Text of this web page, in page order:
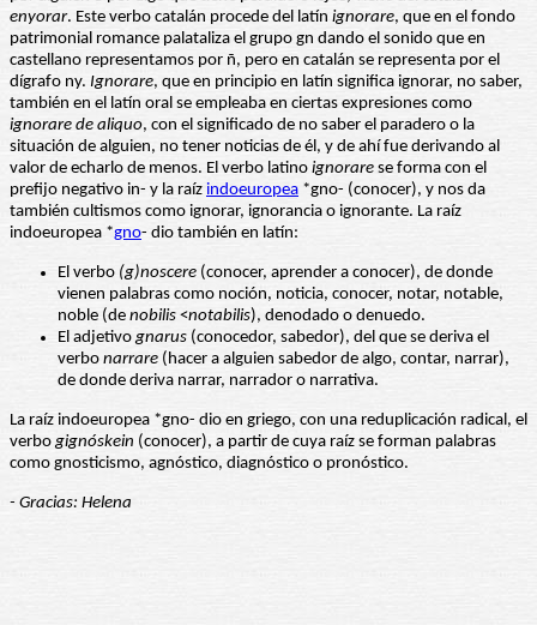
enyorar. Este verbo catalán procede del latín ignorare, que en el fondo
patrimonial romance palataliza el grupo gn dando el sonido que en
castellano representamos por ñ, pero en catalán se representa por el
dígrafo ny. Ignorare, que en principio en latín significa ignorar, no saber,
también en el latín oral se empleaba en ciertas expresiones como
ignorare de aliquo, con el significado de no saber el paradero o la
situación de alguien, no tener noticias de él, y de ahí fue derivando al
valor de echarlo de menos. El verbo latino ignorare se forma con el
prefijo negativo in- y la raíz indoeuropea *gno- (conocer), y nos da
también cultismos como ignorar, ignorancia o ignorante. La raíz
indoeuropea *gno- dio también en latín:
El verbo (g)noscere (conocer, aprender a conocer), de donde
vienen palabras como noción, noticia, conocer, notar, notable,
noble (de nobilis <notabilis), denodado o denuedo.
El adjetivognarus (conocedor, sabedor), del que se deriva el
verbo narrare (hacer a alguien sabedor de algo, contar, narrar),
de donde deriva narrar, narrador o narrativa.
La raíz indoeuropea *gno- dio en griego, con una reduplicación radical, el
verbogignóskein (conocer), a partir de cuya raíz se forman palabras
como gnosticismo, agnóstico, diagnóstico o pronóstico.
- Gracias: Helena